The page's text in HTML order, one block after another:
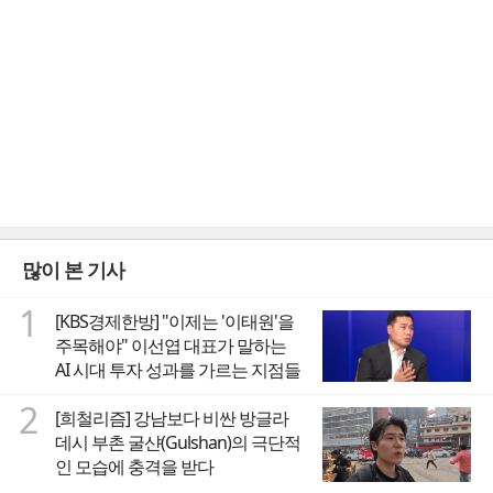
많이 본 기사
1
[KBS경제한방] "이제는 '이태원'을
주목해야" 이선엽 대표가 말하는
AI 시대 투자 성과를 가르는 지점들
2
[희철리즘] 강남보다 비싼 방글라
데시 부촌 굴샨(Gulshan)의 극단적
인 모습에 충격을 받다